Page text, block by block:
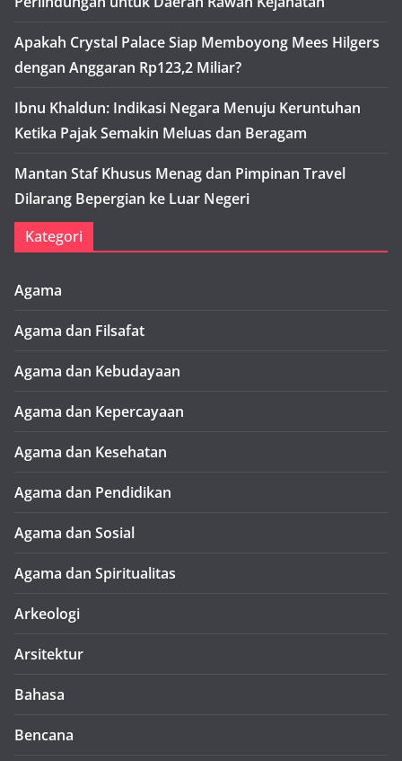
Apakah Crystal Palace Siap Memboyong Mees Hilgers
dengan Anggaran Rp123,2 Miliar?
Ibnu Khaldun: Indikasi Negara Menuju Keruntuhan
Ketika Pajak Semakin Meluas dan Beragam
Mantan Staf Khusus Menag dan Pimpinan Travel
Dilarang Bepergian ke Luar Negeri
Kategori
Agama
Agama dan Filsafat
Agama dan Kebudayaan
Agama dan Kepercayaan
Agama dan Kesehatan
Agama dan Pendidikan
Agama dan Sosial
Agama dan Spiritualitas
Arkeologi
Arsitektur
Bahasa
Bencana